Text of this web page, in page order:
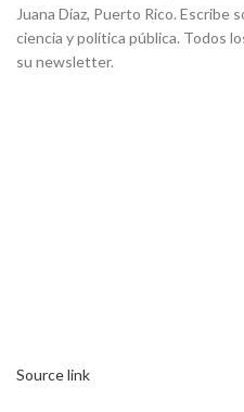
Juana Díaz, Puerto Rico. Escribe
ciencia y política pública. Todos
su newsletter.
Source link